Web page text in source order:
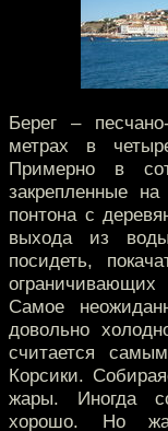
Берег –
метрах в
Примерно в
закрепленные
понтона с
выхода из
посидеть,
Самое
довольно
считается
Корсики.
жары. Иногда
хорошо. Но